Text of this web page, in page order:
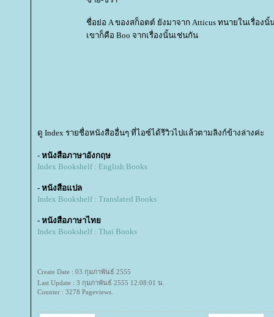
ชื่อย่อ A ของสก็อตต์ ยังมาจาก Atticus ทนายในเรื่องนั้
เขาก็คือ Boo จากเรื่องนั้นเช่นกัน
ดู Index รายชื่อหนังสืออื่นๆ ที่ไอซ์ได้รีวิวไปแล้วตามลิงก์ข้างล่างค่ะ
- หนังสือภาษาอังกฤษ
Index Bookshelf : English Books
- หนังสือแปล
Index Bookshelf : Translated Books
- หนังสือภาษาไท
Index Bookshelf : Thai Books
Create Date : 03 กุมภาพันธ์ 2555
Last Update : 3 กุมภาพันธ์ 2555 12:08:01 น.
Counter : 3278 Pageviews.